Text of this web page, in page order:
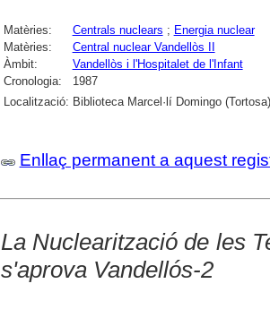
Matèries: Centrals nuclears ; Energia nuclear
Matèries:
Central nuclear Vandellòs II
Àmbit:
Vandellòs i l'Hospitalet de l'Infant
Cronologia:
1987
Localització: Biblioteca Marcel·lí Domingo (Tortosa)
Enllaç permanent a aquest
La Nuclearització de les
s'aprova Vandellós-2